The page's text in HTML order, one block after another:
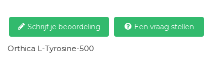
Schrijf je beoordeling Een vraag stellen
Orthica L-Tyrosine-500